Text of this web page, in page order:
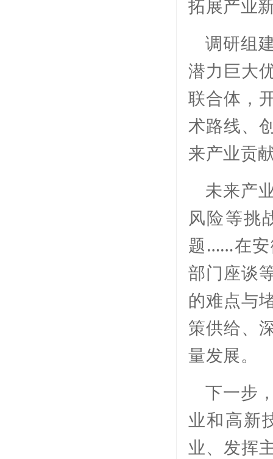
拓展产业
调研组
潜力巨大
联合体，
术路线、
来产业贡
未来产
风险等挑
题……在安
部门座谈
的难点与
策供给、
量发展。
下一步
业和高新
业、发挥